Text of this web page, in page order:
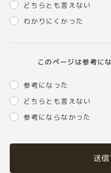
どちらとも言えない
わかりにくかった
このページは参考に
参考になった
どちらとも言えない
参考にならなかった
送信